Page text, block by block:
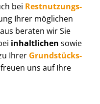
bei Rest­nut­zungs­
Ihrer möglichen
beraten wir Sie
inhaltlichen sowie
Ihrer Grund­stücks­
uns auf Ihre